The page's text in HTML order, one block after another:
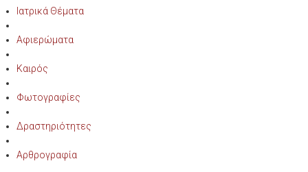
Ιατρικά Θέματα
Αφιερώματα
Καιρός
Φωτογραφίες
Δραστηριότητες
Αρθρογραφία